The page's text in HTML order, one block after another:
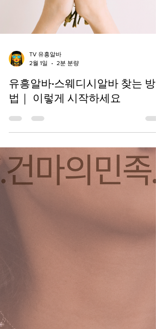
TV 유흥알바
2월 1일
2분 분량
유흥알바·스웨디시알바 찾는 방
법｜ 이렇게 시작하세요